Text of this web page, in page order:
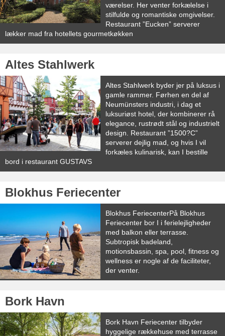
værelser. Her venter forkælelse i
stilfulde og romantiske omgivelser.
Restaurant ”Eucken” serverer
lækker mad fra hotellets gourmetkøkken
Altes Stahlwerk
Altes Stahlwerk byder jer på luksus i
gamle rammer. Førhen en del af
Neumünsters industri, i dag et
luksuriøst hotel, der kombinerer rå
elegance, rustrødt stål og industrielt
design. Restaurant ”1500?C”
serverer dejlig mad, og hvis I vil
forkæles kulinarisk, kan I bestille
bord i restaurant GUSTAVS
Blokhus Feriecenter
Blokhus FeriecenterPå Blokhus
Feriecenter bor I i ferielejligheder
med balkon eller terrasse.
Subtropisk badeland,
motionsbassin, spa, pool, fitness og
wellness er nogle af de faciliteter,
der venter.
Bork Havn
Bork Havn Feriecenter tilbyder
hyggelige rækkehuse med terrasse